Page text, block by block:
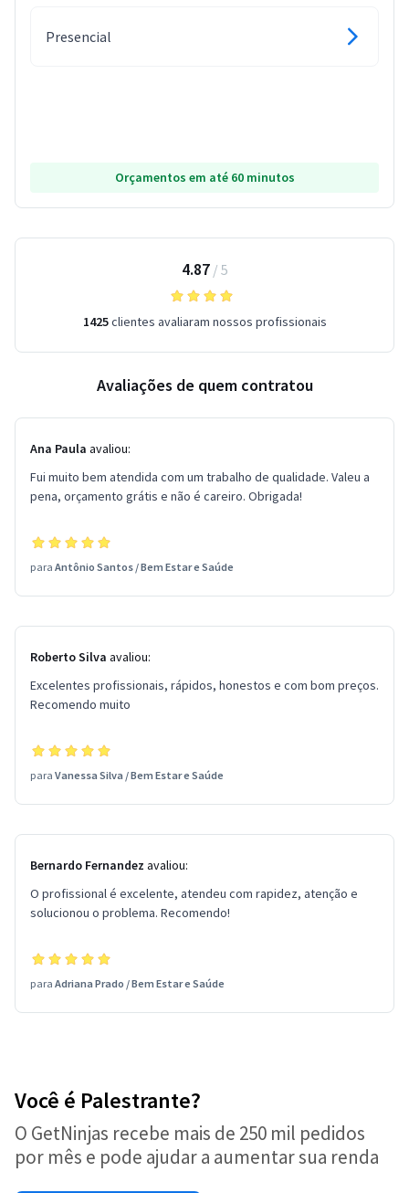
Presencial
Orçamentos em até 60 minutos
4.87/ 5
1425clientes avaliaram nossos profissionais
Avaliações de quem contratou
Ana Paula avaliou:
Fui muito bem atendida com um trabalho de qualidade. Valeu a
pena, orçamento grátis e não é careiro. Obrigada!
para Antônio Santos /Bem Estar e Saúde
Roberto Silva avaliou:
Excelentes profissionais, rápidos, honestos e com bom preços.
Recomendo muito
para Vanessa Silva /Bem Estar e Saúde
Bernardo Fernandez avaliou:
O profissional é excelente, atendeu com rapidez, atenção e
solucionou o problema. Recomendo!
para Adriana Prado /Bem Estar e Saúde
Você é Palestrante?
O GetNinjas recebe mais de 250 mil pedidos
por mês e pode ajudar a aumentar sua renda